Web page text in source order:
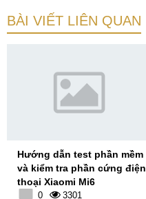
BÀI VIẾT LIÊN QUAN
Hướng dẫn test phần mềm
và kiểm tra phần cứng điện
thoại Xiaomi Mi6
0 3301